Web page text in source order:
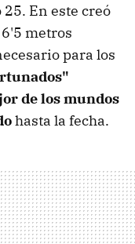
En este creó
metros
para los
de los mundos
hasta la fecha.